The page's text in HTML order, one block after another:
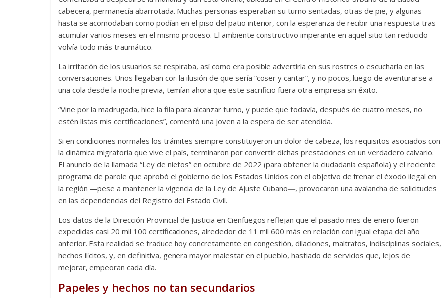
cabecera, permanecía abarrotada. Muchas personas esperaban su turno sentadas, otras de pie, y algunas
hasta se acomodaban como podían en el piso del patio interior, con la esperanza de recibir una respuesta tras
acumular varios meses en el mismo proceso. El ambiente constructivo imperante en aquel sitio tan reducido
volvía todo más traumático.
La irritación de los usuarios se respiraba, así como era posible advertirla en sus rostros o escucharla en las
conversaciones. Unos llegaban con la ilusión de que sería “coser y cantar”, y no pocos, luego de aventurarse a
una cola desde la noche previa, temían ahora que este sacrificio fuera otra empresa sin éxito.
“Vine por la madrugada, hice la fila para alcanzar turno, y puede que todavía, después de cuatro meses, no
estén listas mis certificaciones”, comentó una joven a la espera de ser atendida.
Si en condiciones normales los trámites siempre constituyeron un dolor de cabeza, los requisitos asociados con
la dinámica migratoria que vive el país, terminaron por convertir dichas prestaciones en un verdadero calvario.
El anuncio de la llamada “Ley de nietos” en octubre de 2022 (para obtener la ciudadanía española) y el reciente
programa de parole que aprobó el gobierno de los Estados Unidos con el objetivo de frenar el éxodo ilegal en
la región —pese a mantener la vigencia de la Ley de Ajuste Cubano―, provocaron una avalancha de solicitudes
en las dependencias del Registro del Estado Civil.
Los datos de la Dirección Provincial de Justicia en Cienfuegos reflejan que el pasado mes de enero fueron
expedidas casi 20 mil 100 certificaciones, alrededor de 11 mil 600 más en relación con igual etapa del año
anterior. Esta realidad se traduce hoy concretamente en congestión, dilaciones, maltratos, indisciplinas sociales,
hechos ilícitos, y, en definitiva, genera mayor malestar en el pueblo, hastiado de servicios que, lejos de
mejorar, empeoran cada día.
Papeles y hechos no tan secundarios